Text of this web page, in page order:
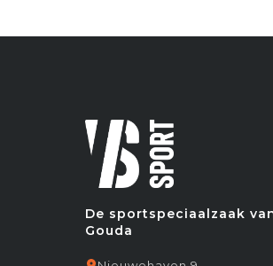
De sportspeciaalzaak
Gouda